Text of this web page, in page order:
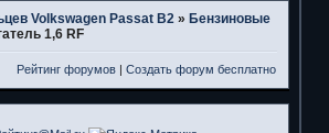
Volkswagen Passat B2 » Бензиновые
1,6 RF
Рейтинг форумов |Создать форум бесплатно